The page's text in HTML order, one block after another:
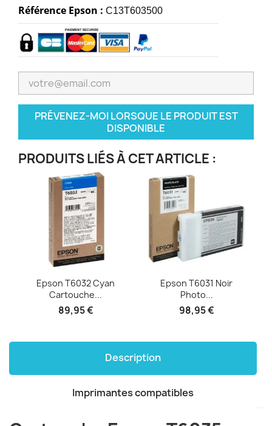
Référence Epson : C13T603500
PRÉVENEZ-MOI LORSQUE LE PRODUIT EST
DISPONIBLE
PRODUITS LIÉS À CET ARTICLE :
Epson T6032 Cyan
Cartouche...
89,95 €
Epson T6031 Noir
Photo...
98,95 €
Description
Imprimantes compatibles